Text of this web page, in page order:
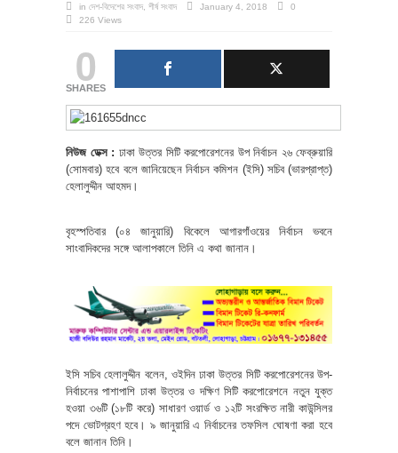
in দেশ-বিদেশের সংবাদ শীর্ষ সংবাদ January 4, 2018
0
226 Views
0
SHARES
নিউজ ডেক্স : ঢাকা উত্তর সিটি করপোরেশনের উপ নির্বাচন ২৬ ফেব্রুয়ারি
(সোমবার) হবে বলে জানিয়েছেন নির্বাচন কমিশন (ইসি) সচিব (ভারপ্রাপ্ত)
হেলালুদ্দীন আহমদ।
বৃহস্পতিবার (০৪ জানুয়ারি) বিকেলে আগারগাঁওয়ের নির্বাচন ভবনে
সাংবাদিকদের সঙ্গে আলাপকালে তিনি এ কথা জানান।
ইসি সচিব হেলালুদ্দীন বলেন, ওইদিন ঢাকা উত্তর সিটি করপোরেশনের উপ-
নির্বাচনের পাশাপাশি ঢাকা উত্তর ও দক্ষিণ সিটি করপোরেশনে নতুন যুক্ত
হওয়া ৩৬টি (১৮টি করে) সাধারণ ওয়ার্ড ও ১২টি সংরক্ষিত নারী কাউন্সিলর
পদে ভোটগ্রহণ হবে। ৯ জানুয়ারি এ নির্বাচনের তফসিল ঘোষণা করা হবে
বলে জানান তিনি।